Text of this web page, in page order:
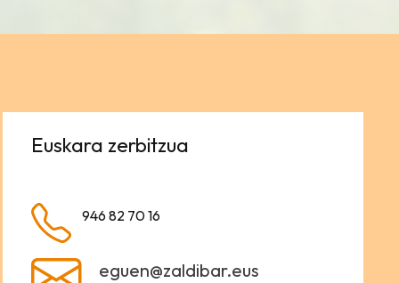
Euskara zerbitzua
946 82 70 16
eguen@zaldibar.eus